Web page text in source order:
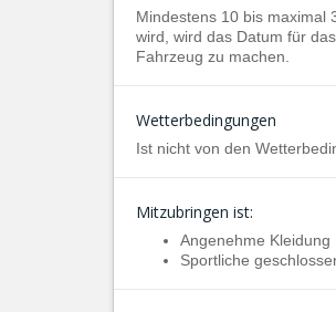
Mindestens 10 bis maximal
wird, wird das Datum für
Fahrzeug zu machen.
Wetterbedingungen
Ist nicht von den
Mitzubringen ist:
Angenehme Kleidung
Sportliche